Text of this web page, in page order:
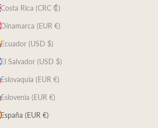
Costa Rica (CRC ₡)
Dinamarca (EUR €)
Ecuador (USD $)
El Salvador (USD $)
Eslovaquia (EUR €)
Eslovenia (EUR €)
España (EUR €)